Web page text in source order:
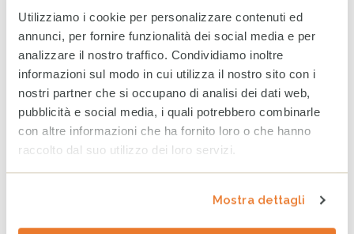
Utilizziamo i cookie per personalizzare contenuti ed
annunci, per fornire funzionalità dei social media e per
analizzare il nostro traffico. Condividiamo inoltre
informazioni sul modo in cui utilizza il nostro sito con i
nostri partner che si occupano di analisi dei dati web,
pubblicità e social media, i quali potrebbero combinarle
con altre informazioni che ha fornito loro o che hanno
raccolto dal suo utilizzo dei loro servizi.
Mostra dettagli
ARCHIVIO
2025 2024 2023
Dicembre
Novembre
Ottobre